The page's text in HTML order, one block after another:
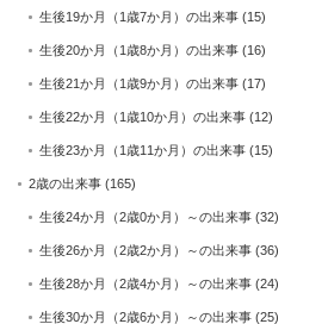
生後19か月（1歳7か月）の出来事 (15)
生後20か月（1歳8か月）の出来事 (16)
生後21か月（1歳9か月）の出来事 (17)
生後22か月（1歳10か月）の出来事 (12)
生後23か月（1歳11か月）の出来事 (15)
2歳の出来事 (165)
生後24か月（2歳0か月）～の出来事 (32)
生後26か月（2歳2か月）～の出来事 (36)
生後28か月（2歳4か月）～の出来事 (24)
生後30か月（2歳6か月）～の出来事 (25)